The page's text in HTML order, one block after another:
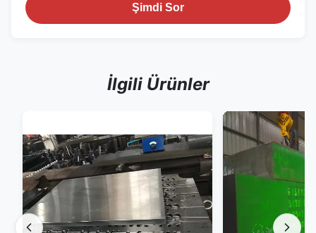
Şimdi Sor
İlgili Ürünler